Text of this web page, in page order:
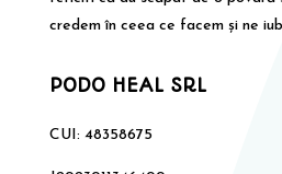
credem în ceea ce facem și ne
PODO HEAL SRL
CUI: 48358675